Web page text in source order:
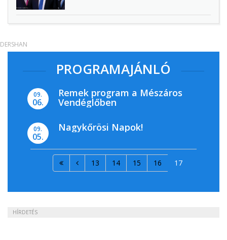
PROGRAMAJÁNLÓ
09.
06.
Remek program a Mészáros
Vendéglőben
09.
05.
Nagykőrösi Napok!
13 14 15 16 17
HÍRDETÉS
DERSHAN